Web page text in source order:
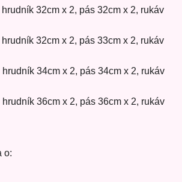
32cm x 2, pás 32cm x 2, rukáv
32cm x 2, pás 33cm x 2, rukáv
34cm x 2, pás 34cm x 2, rukáv
36cm x 2, pás 36cm x 2, rukáv
o: